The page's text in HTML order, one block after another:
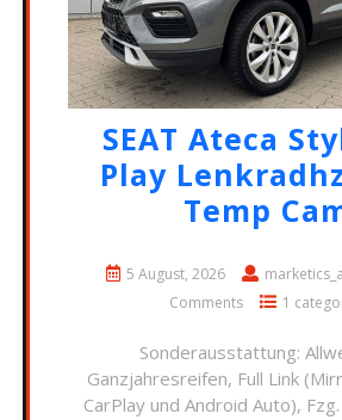
SEAT Ateca
Play
Temp
5 August, 2026
Comments
1
Sonderausstattung:
Ganzjahresreifen, Full Link
CarPlay und Android Auto),